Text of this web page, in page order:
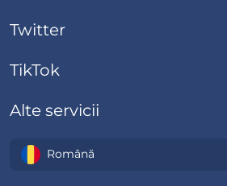
Twitter
TikTok
Alte servicii
Română